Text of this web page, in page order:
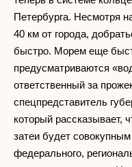
Петербурга. Несмотря
40 км от города,
быстро. Морем еще
предусматриваются
ответственный за
спецпредставитель
который рассказывает,
затеи будет
федерального,